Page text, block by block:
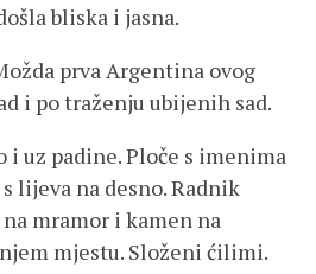
bliska i jasna.
prva Argentina ovog
i po traženju ubijenih sad.
uz padine. Ploče s imenima
lijeva na desno. Radnik
mramor i kamen na
mjestu. Složeni ćilimi.